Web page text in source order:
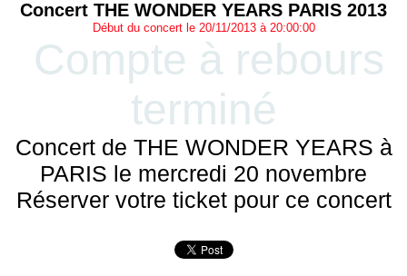
Concert THE WONDER YEARS PARIS 2013
Début du concert le 20/11/2013 à 20:00:00
Compte à rebours
terminé
Concert de THE WONDER YEARS à
PARIS le mercredi 20 novembre
Réserver votre ticket pour ce concert